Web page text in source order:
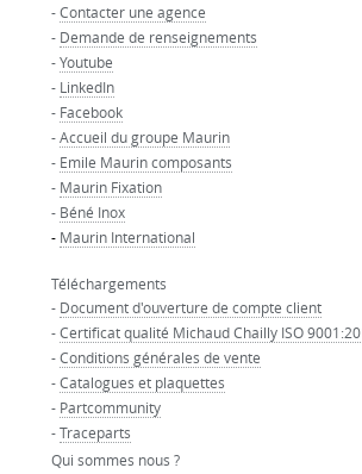
-Contacter une agence
- Demande de renseignements
-Youtube
- LinkedIn
- Facebook
-Accueil du groupe Maurin
- Emile Maurin composants
- Maurin Fixation
- Béné Inox
- Maurin International
Téléchargements
- Document d'ouverture de compte client
-Certificat qualité Michaud Chailly ISO
-Conditions générales de vente
-Catalogues et plaquettes
- Partcommunity
-Traceparts
Qui sommes nous ?